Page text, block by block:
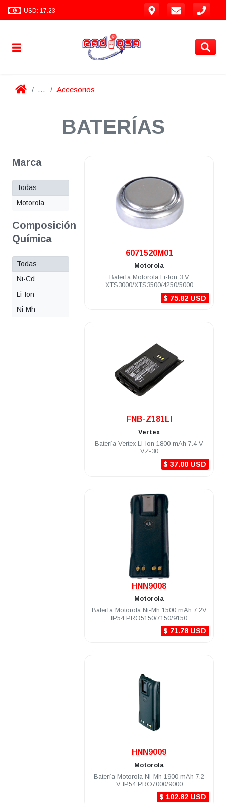
USD: 17.23
... Accesorios
BATERÍAS
Marca
Todas
Motorola
Composición
Química
Todas
Ni-Cd
Li-Ion
Ni-Mh
6071520M01
Motorola
Batería Motorola Li-Ion 3 V
XTS3000/XTS3500/4250/5000
$ 75.82 USD
FNB-Z181LI
Vertex
Batería Vertex Li-Ion 1800 mAh 7.4 V
VZ-30
$ 37.00 USD
HNN9008
Motorola
Batería Motorola Ni-Mh 1500 mAh 7.2V
IP54 PRO5150/7150/9150
$ 71.78 USD
HNN9009
Motorola
Batería Motorola Ni-Mh 1900 mAh 7.2
V IP54 PRO7000/9000
$ 102.82 USD